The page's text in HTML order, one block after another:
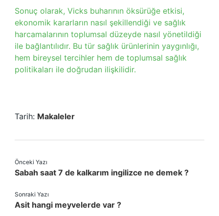
Sonuç olarak, Vicks buharının öksürüğe etkisi,
ekonomik kararların nasıl şekillendiği ve sağlık
harcamalarının toplumsal düzeyde nasıl yönetildiği
ile bağlantılıdır. Bu tür sağlık ürünlerinin yaygınlığı,
hem bireysel tercihler hem de toplumsal sağlık
politikaları ile doğrudan ilişkilidir.
Tarih: Makaleler
Önceki Yazı
Sabah saat 7 de kalkarım ingilizce ne demek ?
Sonraki Yazı
Asit hangi meyvelerde var ?